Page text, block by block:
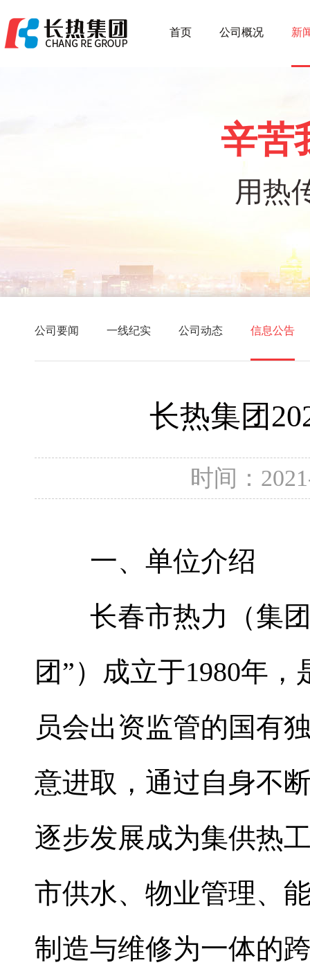
首页 公司概况 新
辛苦
用热
公司要闻 一线纪实 公司动态 信息公告
长热集团
时间：
一、单位介绍
长春市热力（集团
团”）成立于1980年
员会出资监管的国有
意进取，通过自身不
逐步发展成为集供热
市供水、物业管理、
制造与维修为一体的